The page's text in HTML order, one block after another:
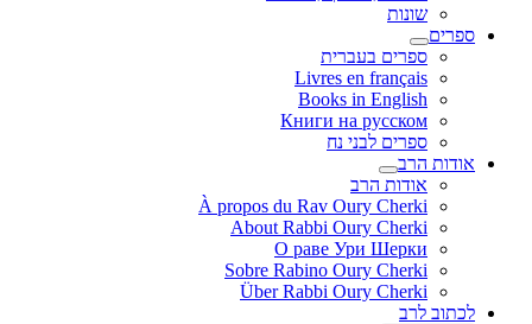
שונות
ספרים
ספרים בעברית
Livres en français
Books in English
Книги на русском
ספרים לבני נח
אודות הרב
אודות הרב
À propos du Rav Oury Cherki
About Rabbi Oury Cherki
О раве Ури Шерки
Sobre Rabino Oury Cherki
Über Rabbi Oury Cherki
לכתוב לרב